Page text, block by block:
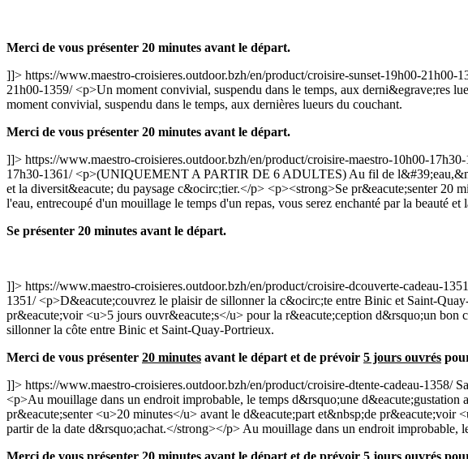
Merci de vous présenter 20 minutes avant le départ.
]]> https://www.maestro-croisieres.outdoor.bzh/en/product/croisire-sunset-19h00-21h00-
21h00-1359/ <p>Un moment convivial, suspendu dans le temps, aux derni&egrave;res
moment convivial, suspendu dans le temps, aux dernières lueurs du couchant.
Merci de vous présenter 20 minutes avant le départ.
]]> https://www.maestro-croisieres.outdoor.bzh/en/product/croisire-maestro-10h00-
17h30-1361/ <p>(UNIQUEMENT A PARTIR DE 6 ADULTES) Au fil de
et la diversit&eacute; du paysage c&ocirc;tier.</p> <p><strong>Se pr&eacute;senter 20
l'eau, entrecoupé d'un mouillage le temps d'un repas, vous serez enchanté par la beauté et
Se présenter 20 minutes avant le départ.
]]> https://www.maestro-croisieres.outdoor.bzh/en/product/croisire-dcouverte-cadeau-
1351/ <p>D&eacute;couvrez le plaisir de sillonner la c&ocirc;te entre Binic et Saint-
pr&eacute;voir <u>5 jours ouvr&eacute;s</u> pour la r&eacute;ception d&rsquo;un bon
sillonner la côte entre Binic et Saint-Quay-Portrieux.
Merci de vous présenter 20 minutes avant le départ et de prévoir 5 jours ouvrés
]]> https://www.maestro-croisieres.outdoor.bzh/en/product/croisire-dtente-cadeau-1358/
<p>Au mouillage dans un endroit improbable, le temps d&rsquo;une
pr&eacute;senter <u>20 minutes</u> avant le d&eacute;part et&nbsp;de
partir de la date d&rsquo;achat.</strong></p> Au mouillage dans un endroit improbable,
Merci de vous présenter 20 minutes avant le départ et de prévoir 5 jours ouvrés